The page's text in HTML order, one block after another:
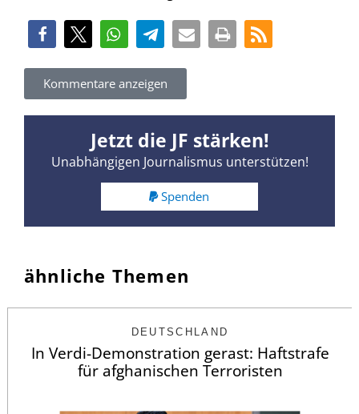
Kommentare anzeigen
Jetzt die JF stärken!
Unabhängigen Journalismus unterstützen!
Spenden
ähnliche Themen
DEUTSCHLAND
In Verdi-Demonstration gerast: Haftstrafe
für afghanischen Terroristen